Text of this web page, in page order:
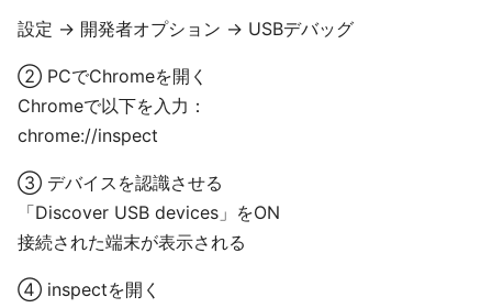
設定 → 開発者オプション → USBデバッグ
② PCでChromeを開く
Chromeで以下を入力：
chrome://inspect
③ デバイスを認識させる
「Discover USB devices」をON
接続された端末が表示される
④ inspectを開く